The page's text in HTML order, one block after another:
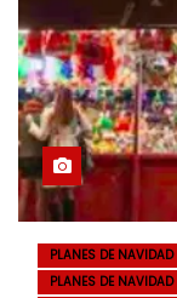
PLANES DE
PLANES DE